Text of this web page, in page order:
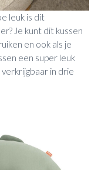
leuk is dit
Je kunt dit kussen
en ook als je
een super leuk
in drie